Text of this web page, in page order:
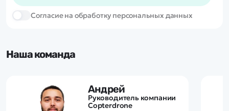
Cогласие на обработку персональных данных
Наша команда
Андрей
Руководитель компании
Copterdrone